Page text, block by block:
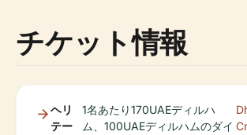
チケット情報
ヘリ
テー
1名あたり170UAEディルハ
ム、100UAEディルハムのダイ